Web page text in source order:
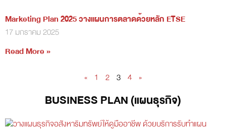
Marketing Plan 2025 วางแผนการตลาดด้วยหลัก ETSE
17 มกราคม 2025
Read More »
« 1 2 3 4 »
BUSINESS PLAN (แผนธุรกิจ)